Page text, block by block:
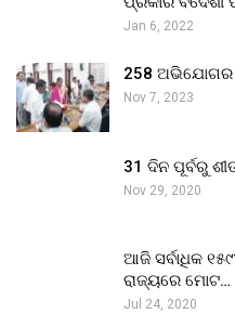
Jan 6, 2022
258 ଅଭିଯୋଗର
Nov 7, 2023
31 ଦିନ ପୂର୍ବରୁ
Nov 29, 2020
ଆଜି ସର୍ବାଧିକ
ରାଜ୍ୟରେ ମୋଟ…
Jul 24, 2020